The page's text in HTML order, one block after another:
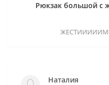
Рюкзак большой с
Наталия